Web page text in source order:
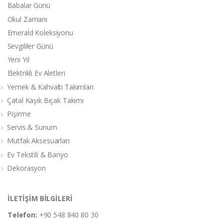
Babalar Günü
Okul Zamanı
Emerald Koleksiyonu
Sevgililer Günü
Yeni Yıl
Elektrikli Ev Aletleri
Yemek & Kahvaltı Takımları
Çatal Kaşık Bıçak Takımı
Pişirme
Servis & Sunum
Mutfak Aksesuarları
Ev Tekstili & Banyo
Dekorasyon
İLETİŞİM BİLGİLERİ
Telefon: +90 548 840 80 30